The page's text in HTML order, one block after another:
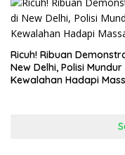
Ricuh! Ribuan
New Delhi, Polisi Mundur
Kewalahan Hadapi